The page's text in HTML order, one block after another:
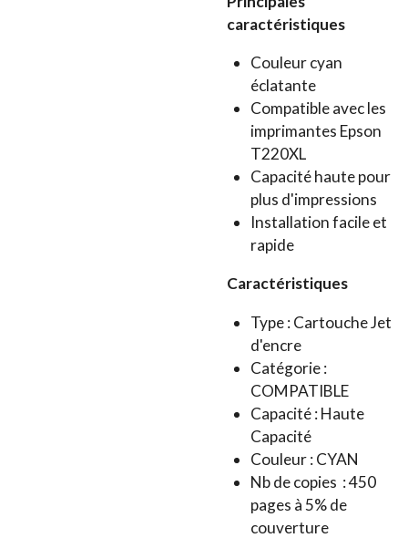
caractéristiques
Couleur cyan
éclatante
Compatible avec les
imprimantes Epson
T220XL
Capacité haute pour
plus d'impressions
Installation facile et
rapide
Caractéristiques
Type : Cartouche Jet
d'encre
Catégorie :
COMPATIBLE
Capacité : Haute
Capacité
Couleur : CYAN
Nb de copies : 450
pages à 5% de
couverture